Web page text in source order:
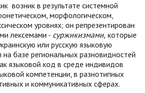
возник в результате системной
морфологическом,
уровнях; он репрезентирован
лексемами - суржикизмами, которые
или русскую языковую
на базе региональных разновидностей
языковой код в среде индивидов
компетенции, в разнотипных
и коммуникативных сферах.